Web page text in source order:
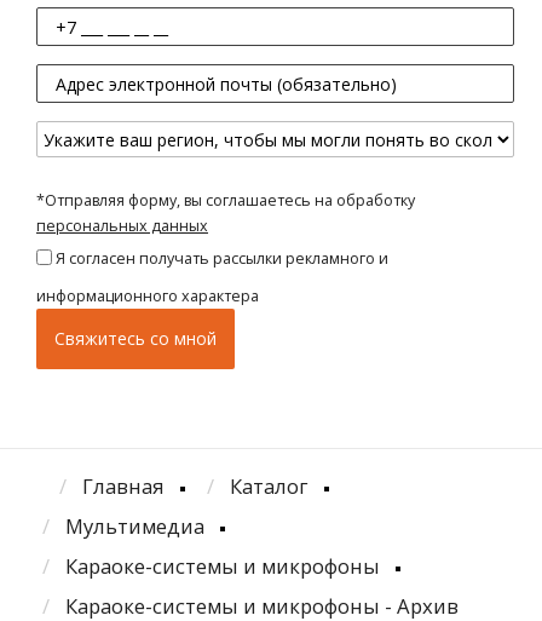
*Отправляя форму, вы соглашаетесь на обработку
персональных данных
Я согласен получать рассылки рекламного и
информационного характера
Главная
Каталог
Мультимедиа
Караоке-системы и микрофоны
Караоке-системы и микрофоны - Архив